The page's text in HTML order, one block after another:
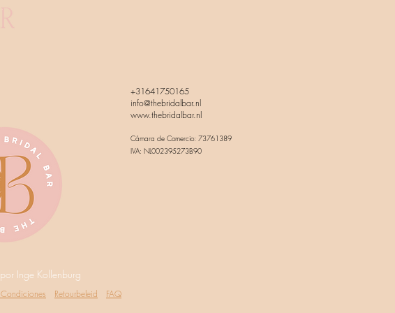
+31641750165
info@thebridalbar.nl
www.thebridalbar.nl
Cámara de Comercio: 73761389
IVA: NL002395273B90
Inge Kollenburg
Retourbeleid FAQ